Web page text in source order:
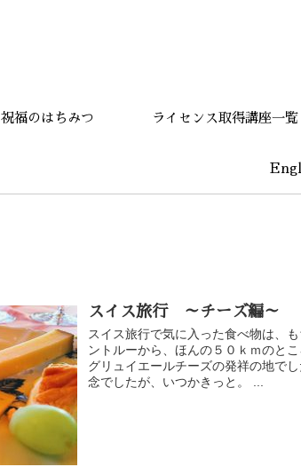
祝福のはちみつ ライセンス取得講座一覧
スイス旅行 ～チーズ編～
スイス旅行で気に入った食べ物は、
ントルーから、ほんの５０ｋｍのと
グリュイエールチーズの発祥の地で
念でしたが、いつかきっと。 ...